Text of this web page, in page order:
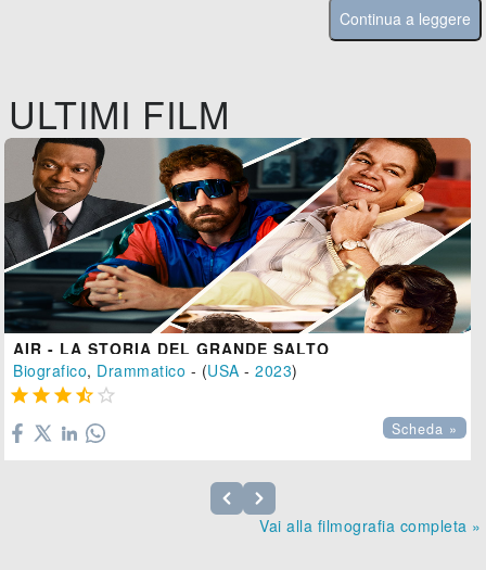
Continua a leggere
ULTIMI FILM
AIR - LA STORIA DEL GRANDE SALTO
Biografico, Drammatico - (USA -2023)
    
Scheda »
Vai alla filmografia completa »